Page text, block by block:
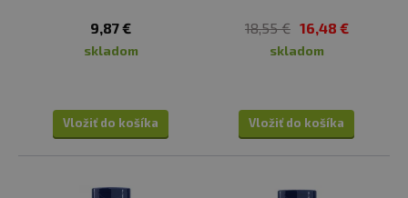
9,87 €
skladom
Vložiť do košíka
18,55 € 16,48 €
skladom
Vložiť do košíka